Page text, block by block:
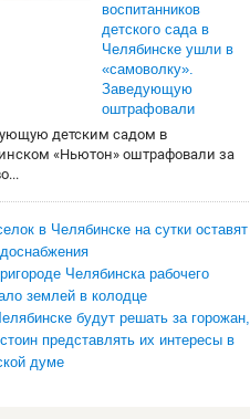
воспитанников
детского сада в
Челябинске ушли в
«самоволку».
Заведующую
оштрафовали
детским садом в
«Ньютон» оштрафовали за
в Челябинске на сутки оставят
Челябинска рабочего
землей в колодце
будут решать за горожан,
представлять их интересы в
думе